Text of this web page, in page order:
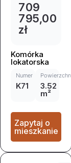
709
795,00
zł
Komórka
lokatorska
Numer
K71 3.52
m²
Zapytaj o
mieszkanie